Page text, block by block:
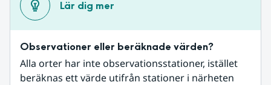
Lär dig mer
Observationer eller beräknade värden?
Alla orter har inte observationsstationer, istället
beräknas ett värde utifrån stationer i närheten